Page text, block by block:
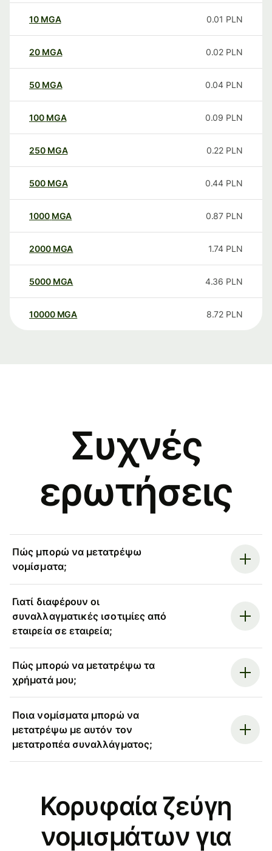
10 MGA 0.01 PLN
20 MGA 0.02 PLN
50 MGA 0.04 PLN
100 MGA 0.09 PLN
250 MGA 0.22 PLN
500 MGA 0.44 PLN
1000 MGA 0.87 PLN
2000 MGA 1.74 PLN
5000 MGA 4.36 PLN
10000 MGA 8.72 PLN
Συχνές
ερωτήσεις
Πώς μπορώ να μετατρέψω
νομίσματα;
Γιατί διαφέρουν οι
συναλλαγματικές ισοτιμίες από
εταιρεία σε εταιρεία;
Πώς μπορώ να μετατρέψω τα
χρήματά μου;
Ποια νομίσματα μπορώ να
μετατρέψω με αυτόν τον
μετατροπέα συναλλάγματος;
Κορυφαία ζεύγη
νομισμάτων για